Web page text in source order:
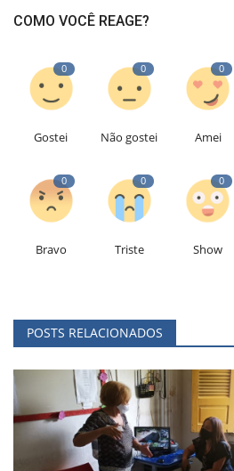
COMO VOCÊ REAGE?
0
Gostei
0
Não gostei
0
Amei
0
Bravo
0
Triste
0
Show
POSTS RELACIONADOS